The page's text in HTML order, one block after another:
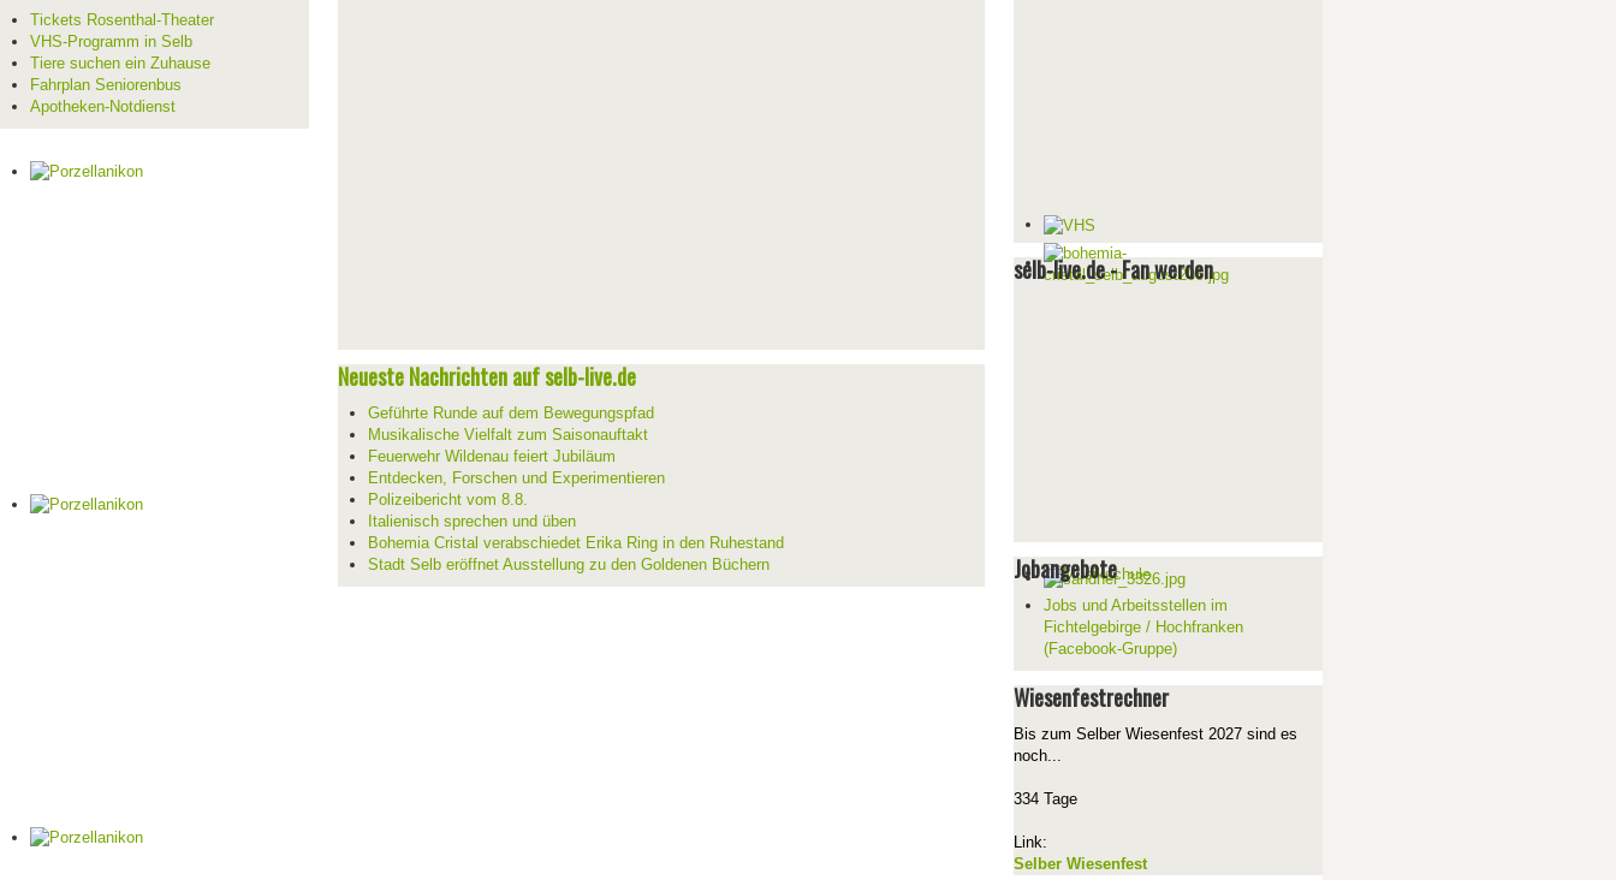
Tickets Rosenthal-Theater
VHS-Programm in Selb
Tiere suchen ein Zuhause
Fahrplan Seniorenbus
Apotheken-Notdienst
Neueste Nachrichten auf selb-live.de
Geführte Runde auf dem Bewegungspfad
Musikalische Vielfalt zum Saisonauftakt
Feuerwehr Wildenau feiert Jubiläum
Entdecken, Forschen und Experimentieren
Polizeibericht vom 8.8.
Italienisch sprechen und üben
Bohemia Cristal verabschiedet Erika Ring in den Ruhestand
Stadt Selb eröffnet Ausstellung zu den Goldenen Büchern
selb-live.de - Fan werden
Jobangebote
Jobs und Arbeitsstellen im
Fichtelgebirge / Hochfranken
(Facebook-Gruppe)
Wiesenfestrechner
Bis zum Selber Wiesenfest 2027 sind es
noch...
334 Tage
Link:
Selber Wiesenfest